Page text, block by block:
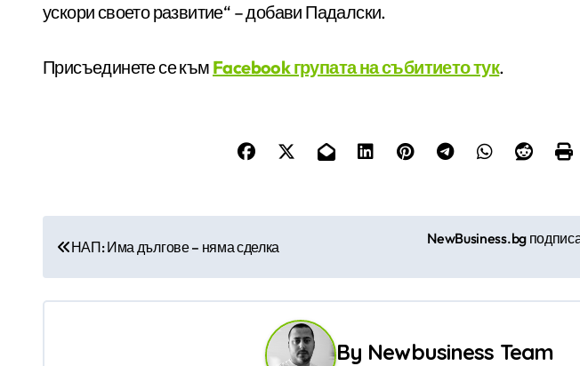
ускори своето развитие“ – добави Падалски.
Присъединете се към Facebook групата на събитието тук.
а
в
НАП: Има дългове – няма сделка
NewBusiness.bg
By Newbusiness Team